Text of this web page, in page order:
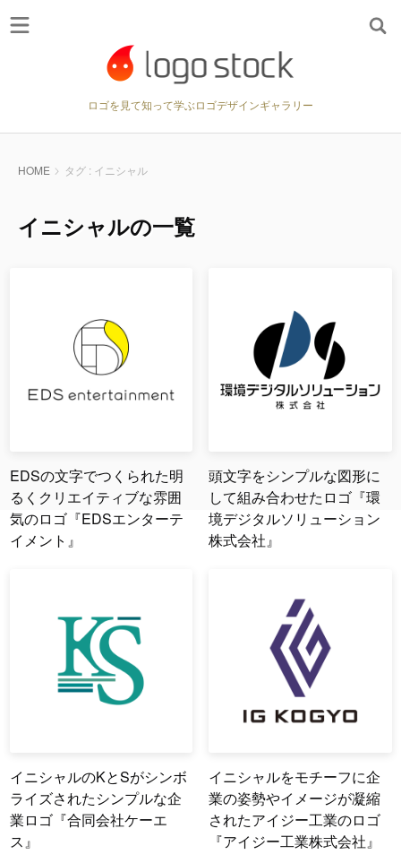
ロゴを見て知って学ぶロゴデザインギャラリー
HOME タグ : イニシャル
イニシャルの一覧
EDSの文字でつくられた明
るくクリエイティブな雰囲
気のロゴ『EDSエンターテ
イメント』
頭文字をシンプルな図形に
して組み合わせたロゴ『環
境デジタルソリューション
株式会社』
イニシャルのKとSがシンボ
ライズされたシンプルな企
業ロゴ『合同会社ケーエ
ス』
イニシャルをモチーフに企
業の姿勢やイメージが凝縮
されたアイジー工業のロゴ
『アイジー工業株式会社』